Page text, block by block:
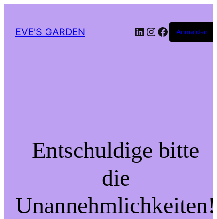
EVE'S GARDEN LinkedIn
Instagram
Facebook
Anmelden
Entschuldige bitte
die
Unannehmlichkeiten!